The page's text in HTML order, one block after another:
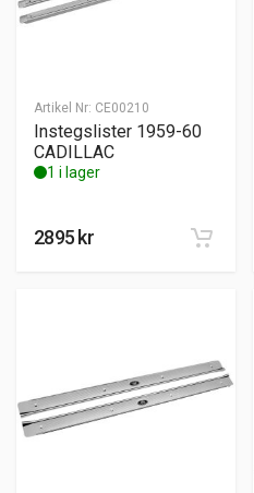
Artikel Nr: CE00210
Instegslister 1959-60
CADILLAC
1 i lager
2895 kr